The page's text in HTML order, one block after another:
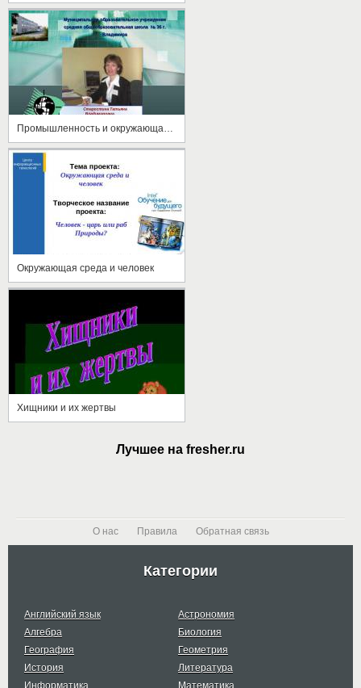
Окружающая среда и человек
Хищники и их жертвы
Лучшее на fresher.ru
О нас Правила Обратная связь
Категории
Английский язык
Астрономия
Алгебра
Биология
География
Геометрия
История
Литература
Информатика
Математика